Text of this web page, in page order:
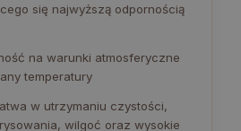
się najwyższą odpornością
na warunki atmosferyczne
temperatury
w utrzymaniu czystości,
wilgoć oraz wysokie